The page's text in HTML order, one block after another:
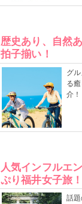
歴史あり、自然
拍子揃い！
グ
る
介！
人気インフルエ
ぷり福井女子旅！
話